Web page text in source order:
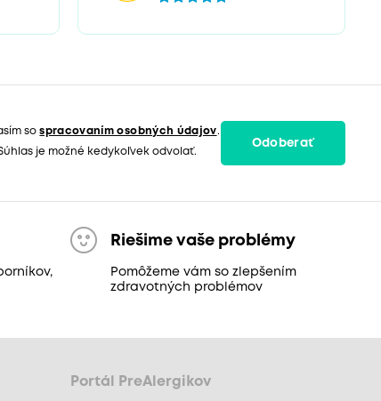
sospracovaním osobných údajov.
je možné kedykoľvek odvolať.
Odoberať
Riešime vaše problémy
Pomôžeme vám so zlepšením
zdravotných problémov
Portál PreAlergikov